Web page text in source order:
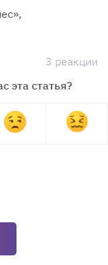
3 реакции
эта статья?